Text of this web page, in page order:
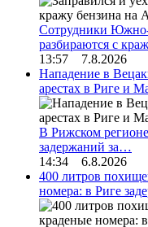
Сотрудники Южно-
разбираются с
13:57 7.8.2026
Нападение в
арестах в Риге и
В Рижском регионе
задержаний за…
14:34 6.8.2026
400 литров
номера: в Риге